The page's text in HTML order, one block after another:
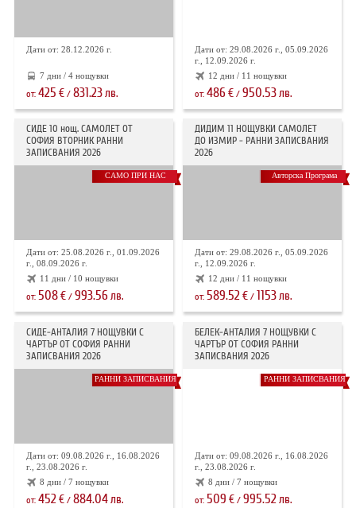
Дати от: 28.12.2026 г.
7 дни / 4 нощувки
от: 425 €/ 831.23лв.
Дати от: 29.08.2026 г., 05.09.2026
г., 12.09.2026 г.
12 дни / 11 нощувки
от:486€ /950.53лв.
СИДЕ 10 нощ. САМОЛЕТ ОТ
СОФИЯ ВТОРНИК РАННИ
ЗАПИСВАНИЯ 2026
САМО ПРИ НАС
Дати от: 25.08.2026 г., 01.09.2026
г., 08.09.2026 г.
11 дни / 10 нощувки
от: 508€/ 993.56лв.
ДИДИМ 11 НОЩУВКИ САМОЛЕТ
ДО ИЗМИР - РАННИ ЗАПИСВАНИЯ
2026
Авторска Програма
Дати от: 29.08.2026 г., 05.09.2026
г., 12.09.2026 г.
12 дни / 11 нощувки
от:589.52€ / 1153лв.
СИДЕ-АНТАЛИЯ 7 НОЩУВКИ С
ЧАРТЪР OT СОФИЯ РАННИ
ЗАПИСВАНИЯ 2026
РАННИ ЗАПИСВАНИЯ
Дати от: 09.08.2026 г., 16.08.2026
г., 23.08.2026 г.
8 дни / 7 нощувки
от: 452€/ 884.04лв.
БЕЛЕК-АНТАЛИЯ 7 НОЩУВКИ С
ЧАРТЪР ОТ СОФИЯ РАННИ
ЗАПИСВАНИЯ 2026
РАННИ ЗАПИСВАНИЯ
Дати от: 09.08.2026 г., 16.08.2026
г., 23.08.2026 г.
8 дни / 7 нощувки
от:509 € /995.52лв.